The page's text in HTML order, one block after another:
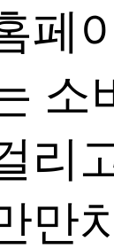
페
소
리
만